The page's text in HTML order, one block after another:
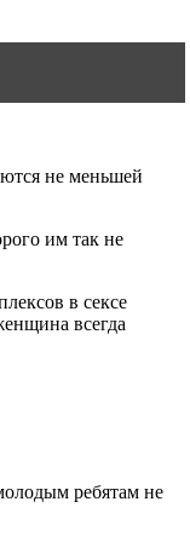
не меньшей
им так не
в сексе
всегда
ребятам не